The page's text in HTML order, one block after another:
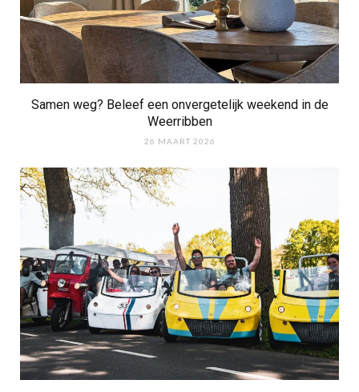
Samen weg? Beleef een onvergetelijk weekend in de
Weerribben
26 MAART 2026